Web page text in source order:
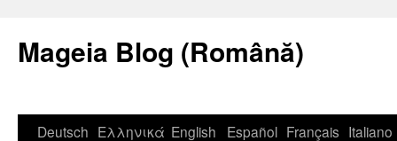
Mageia Blog (Română)
Deutsch Ελληνικά English Español Français Italiano